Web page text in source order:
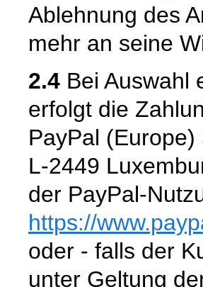
Ablehnung des
mehr an seine
2.4 Bei Auswahl
erfolgt die
PayPal
L-2449
der PayPal-
https://
oder - falls der
unter Geltung